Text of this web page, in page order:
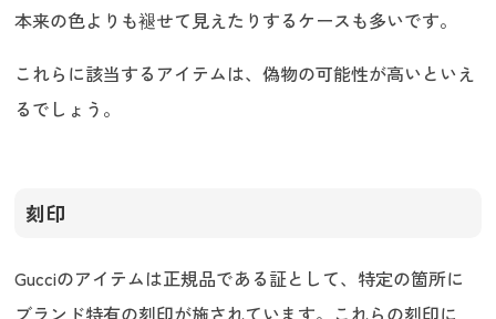
本来の色よりも褪せて見えたりするケースも多いです。
これらに該当するアイテムは、偽物の可能性が高いといえ
るでしょう。
刻印
Gucciのアイテムは正規品である証として、特定の箇所に